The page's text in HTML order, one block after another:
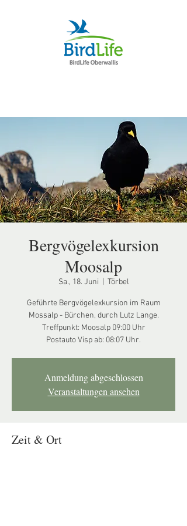
Bergvögelexkursion
Moosalp
Sa., 18. Juni Törbel
Geführte Bergvögelexkursion im Raum
Mossalp - Bürchen, durch Lutz Lange.
Treffpunkt: Moosalp 09:00 Uhr
Postauto Visp ab: 08:07 Uhr.
Anmeldung abgeschlossen
Veranstaltungen ansehen
Zeit & Ort